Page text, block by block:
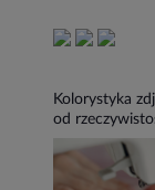
Kolorystyka
od